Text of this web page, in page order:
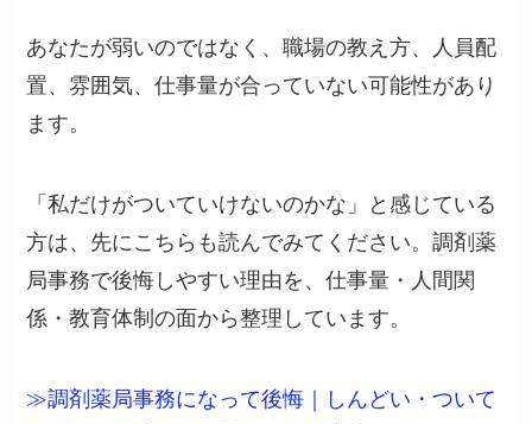
あなたが弱いのではなく、職場の教え方、人員配
置、雰囲気、仕事量が合っていない可能性があり
ます。
「私だけがついていけないのかな」と感じている
方は、先にこちらも読んでみてください。調剤薬
局事務で後悔しやすい理由を、仕事量・人間関
係・教育体制の面から整理しています。
≫調剤薬局事務になって後悔｜しんどい・ついて